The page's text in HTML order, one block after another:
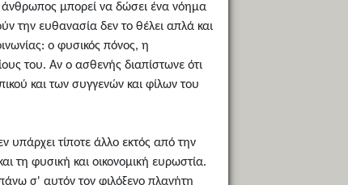
άνθρωπος μπορεί να δώσει ένα νόημα
την ευθανασία δεν το θέλει απλά και
ο φυσικός πόνος, η
του. Αν ο ασθενής διαπίστωνε ότι
και των συγγενών και φίλων του
υπάρχει τίποτε άλλο εκτός από την
τη φυσική και οικονομική ευρωστία.
σ' αυτόν τον φιλόξενο πλανήτη